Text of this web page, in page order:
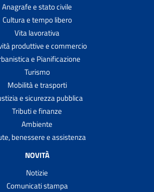
Anagrafe e stato civile
Cultura e tempo libero
Vita lavorativa
produttive e commercio
e Pianificazione
Turismo
Mobilità e trasporti
e sicurezza pubblica
Tributi e finanze
Ambiente
benessere e assistenza
NOVITÀ
Notizie
Comunicati stampa